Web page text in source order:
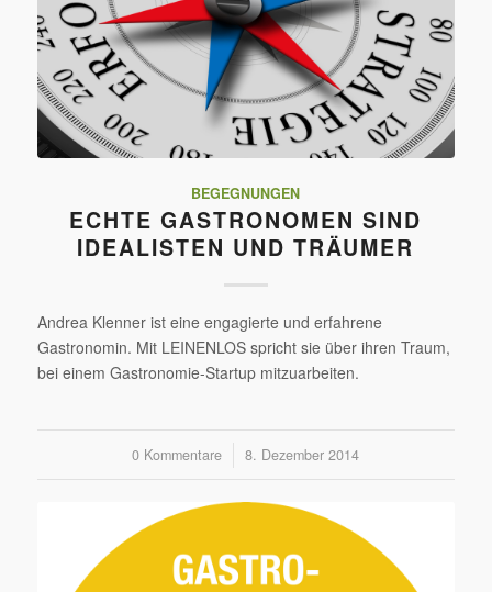
BEGEGNUNGEN
ECHTE GASTRONOMEN SIND
IDEALISTEN UND TRÄUMER
Andrea Klenner ist eine engagierte und erfahrene
Gastronomin. Mit LEINENLOS spricht sie über ihren Traum,
bei einem Gastronomie-Startup mitzuarbeiten.
0 Kommentare
/ 8. Dezember 2014